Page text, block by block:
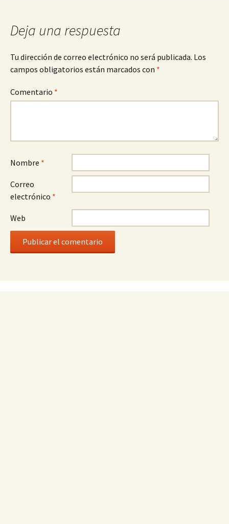
entradas
Deja una respuesta
Tu dirección de correo electrónico no será publicada. Los
campos obligatorios están marcados con *
Comentario *
Nombre *
Correo
electrónico *
Web